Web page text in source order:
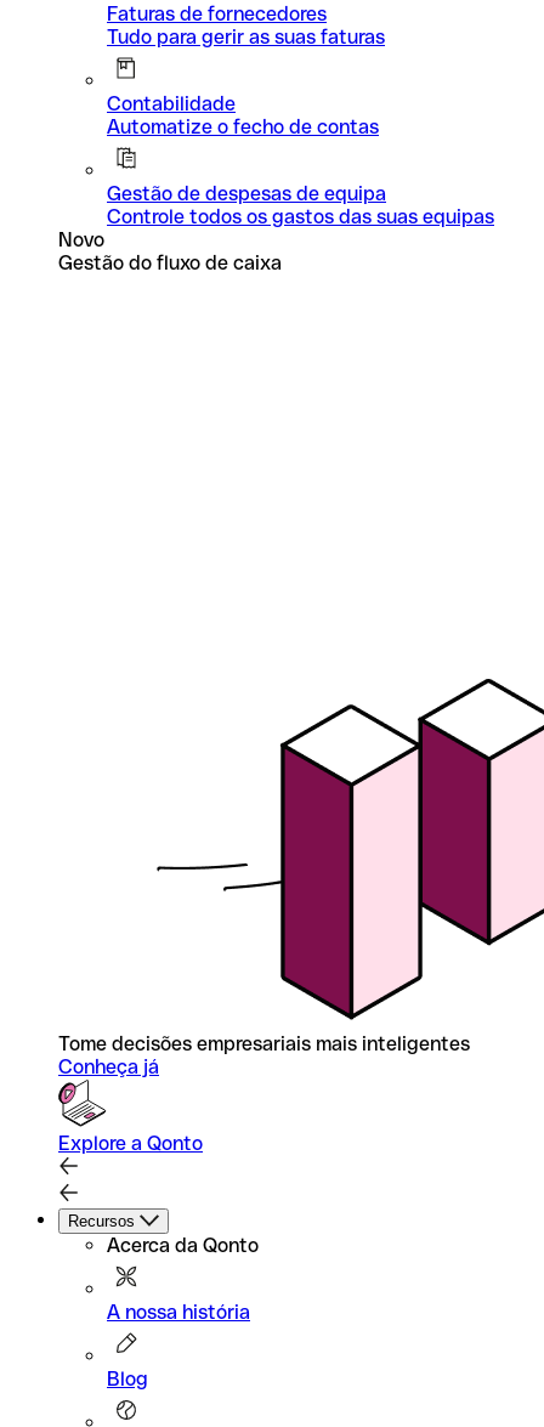
Faturas de fornecedores
Tudo para gerir as suas faturas
Contabilidade
Automatize o fecho de contas
Gestão de despesas de equipa
Controle todos os gastos das suas equipas
Novo
Gestão do fluxo de caixa
Tome decisões empresariais mais inteligentes
Conheça já
Explore a Qonto
Recursos
Acerca da Qonto
A nossa história
Blog